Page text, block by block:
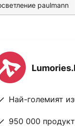
paulmann
Най-големият
950 000